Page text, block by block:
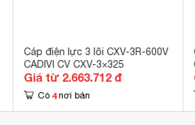
Cáp điện lực 3 lõi CXV-3R-600V
CADIVI CV CXV-3×325
Giá từ 2.663.712 đ
Có 4 nơi bán